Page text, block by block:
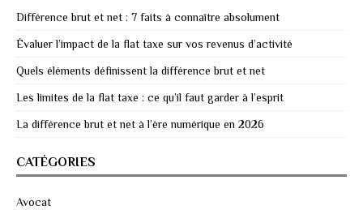
Différence brut et net : 7 faits à connaître absolument
Évaluer l’impact de la flat taxe sur vos revenus d’activité
Quels éléments définissent la différence brut et net
Les limites de la flat taxe : ce qu’il faut garder à l’esprit
La différence brut et net à l’ère numérique en 2026
CATÉGORIES
Avocat